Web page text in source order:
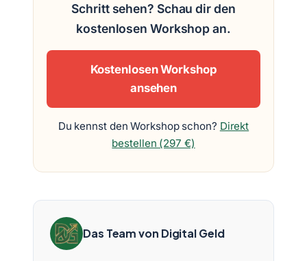
Schritt sehen? Schau dir den
kostenlosen Workshop an.
Kostenlosen Workshop
ansehen
Du kennst den Workshop schon? Direkt
bestellen (297 €)
Das Team von Digital Geld